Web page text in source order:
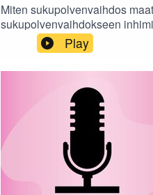
Miten sukupolvenvaihdos
sukupolvenvaihdokseen
Kasari (ProAgria Etelä-
(Mela) sekä
hyvinvointiin, jaksamiseen ja
samaistumispintaa kaikille,
Play